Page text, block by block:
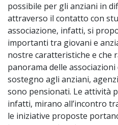
possibile per gli anziani in
attraverso il contatto con
associazione, infatti, si
importanti tra giovani e
nostre caratteristiche e che
panorama delle associazioni
sostegno agli anziani,
sono pensionati. Le attività
infatti, mirano all’incontro
le iniziative proposte